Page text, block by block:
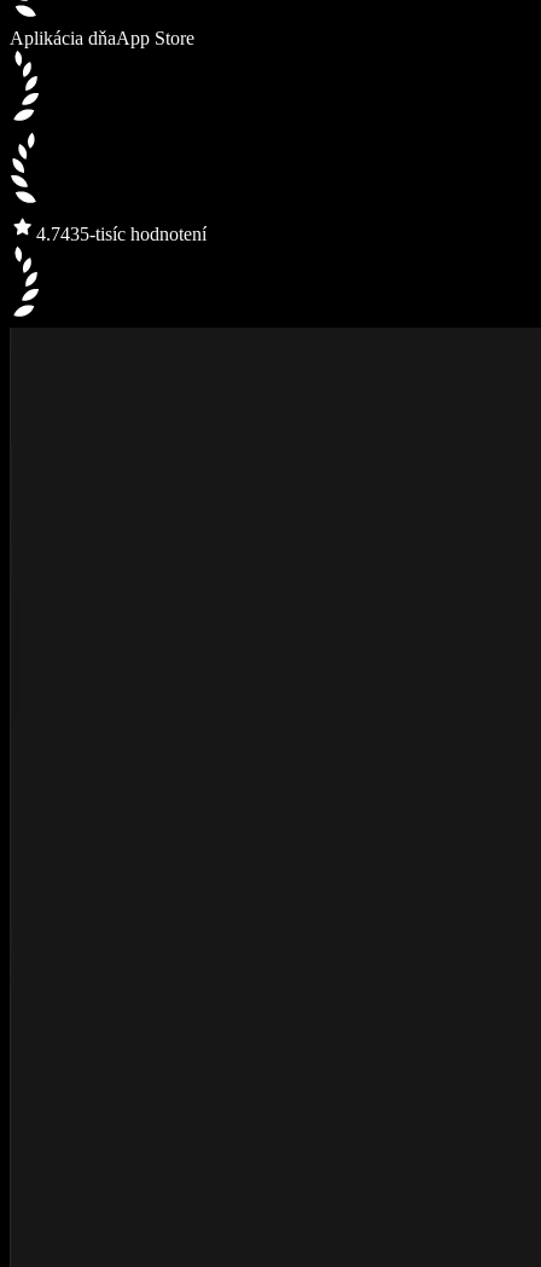
Aplikácia dňaApp Store
4.7435-tisíc hodnotení